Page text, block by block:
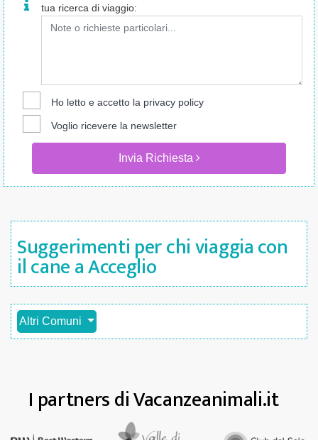
tua ricerca di viaggio:
Ho letto e accetto la privacy policy
Voglio ricevere la newsletter
Invia Richiesta
Suggerimenti per chi viaggia con
il cane a Acceglio
Altri Comuni
I partners di Vacanzeanimali.it